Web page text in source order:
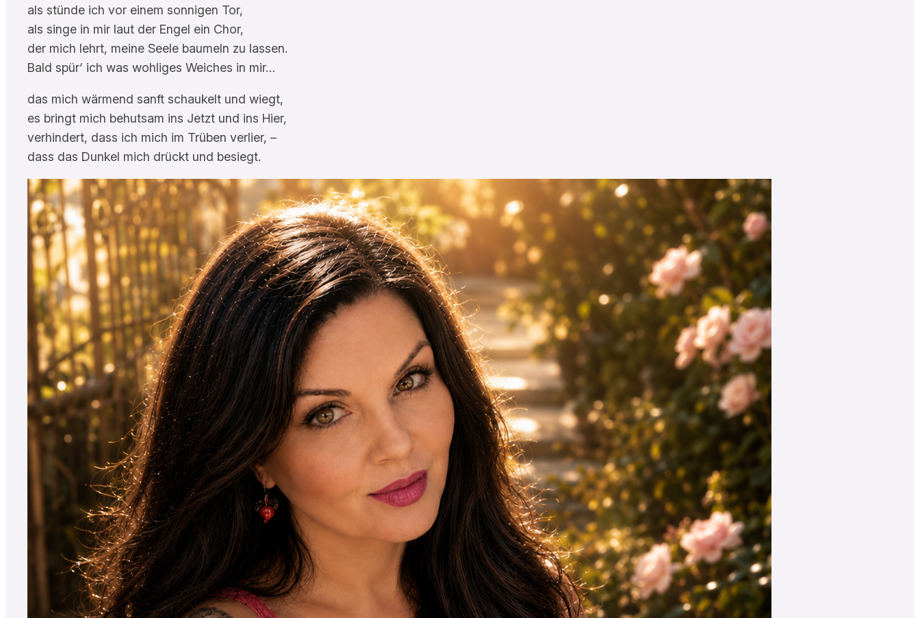
als stünde ich vor einem sonnigen Tor,
als singe in mir laut der Engel ein Chor,
der mich lehrt, meine Seele baumeln zu lassen.
Bald spür‘ ich was wohliges Weiches in mir…
das mich wärmend sanft schaukelt und wiegt,
es bringt mich behutsam ins Jetzt und ins Hier,
verhindert, dass ich mich im Trüben verlier, –
dass das Dunkel mich drückt und besiegt.